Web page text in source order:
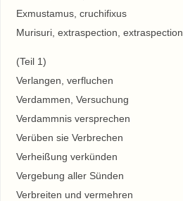
Exmustamus, cruchifixus
Murisuri, extraspection, extraspection
(Teil 1)
Verlangen, verfluchen
Verdammen, Versuchung
Verdammnis versprechen
Verüben sie Verbrechen
Verheißung verkünden
Vergebung aller Sünden
Verbreiten und vermehren